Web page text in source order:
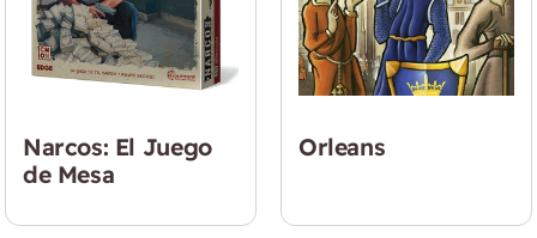
Narcos: El Juego
de Mesa
Orleans